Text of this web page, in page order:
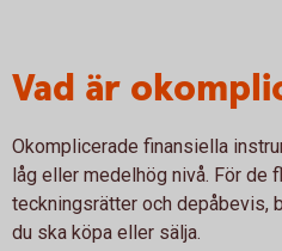
Vad är
Okomplicerade finansiella
låg eller medelhög nivå. För de
teckningsrätter och depåbevis,
du ska köpa eller sälja.